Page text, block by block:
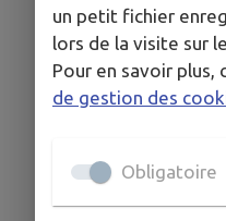
un petit fichier
lors de la visite sur
Pour en savoir plus,
de gestion des
Obligatoire